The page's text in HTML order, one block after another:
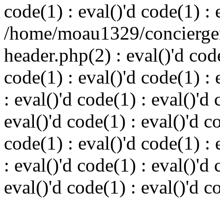
code(1) : eval()'d code(1) :
/home/moau1329/
header.php(2) : eval()'d
code(1) : eval()'d code(1) :
: eval()'d code(1) : eval()'d
eval()'d code(1) : eval()'d
code(1) : eval()'d code(1) :
: eval()'d code(1) : eval()'d
eval()'d code(1) : eval()'d